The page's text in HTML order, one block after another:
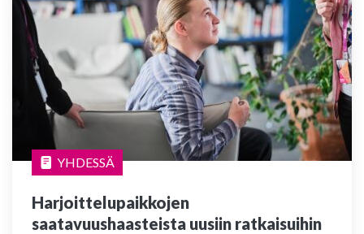
YHDESSÄ
Harjoittelupaikkojen
saatavuushaasteista uusiin ratkaisuihin